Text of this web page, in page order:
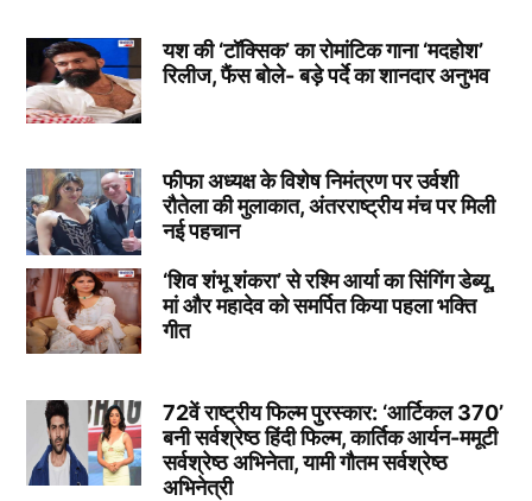
यश की ‘टॉक्सिक’ का रोमांटिक गाना ‘मदहोश’
रिलीज, फैंस बोले- बड़े पर्दे का शानदार अनुभव
फीफा अध्यक्ष के विशेष निमंत्रण पर उर्वशी
रौतेला की मुलाकात, अंतरराष्ट्रीय मंच पर मिली
नई पहचान
‘शिव शंभू शंकरा’ से रश्मि आर्या का सिंगिंग डेब्यू,
मां और महादेव को समर्पित किया पहला भक्ति
गीत
72वें राष्ट्रीय फिल्म पुरस्कार: ‘आर्टिकल 370’
बनी सर्वश्रेष्ठ हिंदी फिल्म, कार्तिक आर्यन-ममूटी
सर्वश्रेष्ठ अभिनेता, यामी गौतम सर्वश्रेष्ठ
अभिनेत्री